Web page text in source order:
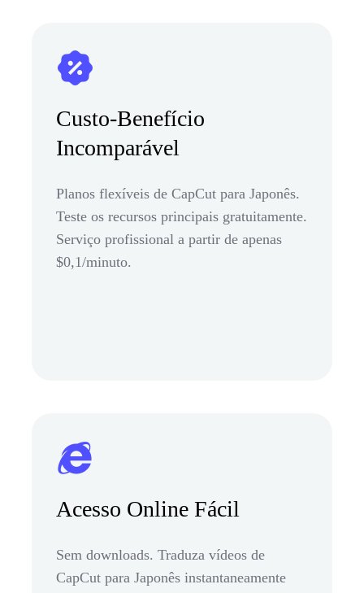
Custo-Benefício
Incomparável
Planos flexíveis de CapCut para Japonês.
Teste os recursos principais gratuitamente.
Serviço profissional a partir de apenas
$0,1/minuto.
Acesso Online Fácil
Sem downloads. Traduza vídeos de
CapCut para Japonês instantaneamente